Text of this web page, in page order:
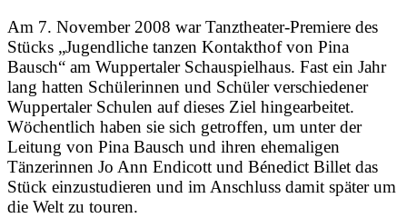
Am 7. November 2008 war Tanztheater-Premiere des
Stücks „Jugendliche tanzen Kontakthof von Pina
Bausch“ am Wuppertaler Schauspielhaus. Fast ein Jahr
lang hatten Schülerinnen und Schüler verschiedener
Wuppertaler Schulen auf dieses Ziel hingearbeitet.
Wöchentlich haben sie sich getroffen, um unter der
Leitung von Pina Bausch und ihren ehemaligen
Tänzerinnen Jo Ann Endicott und Bénedict Billet das
Stück einzustudieren und im Anschluss damit später um
die Welt zu touren.